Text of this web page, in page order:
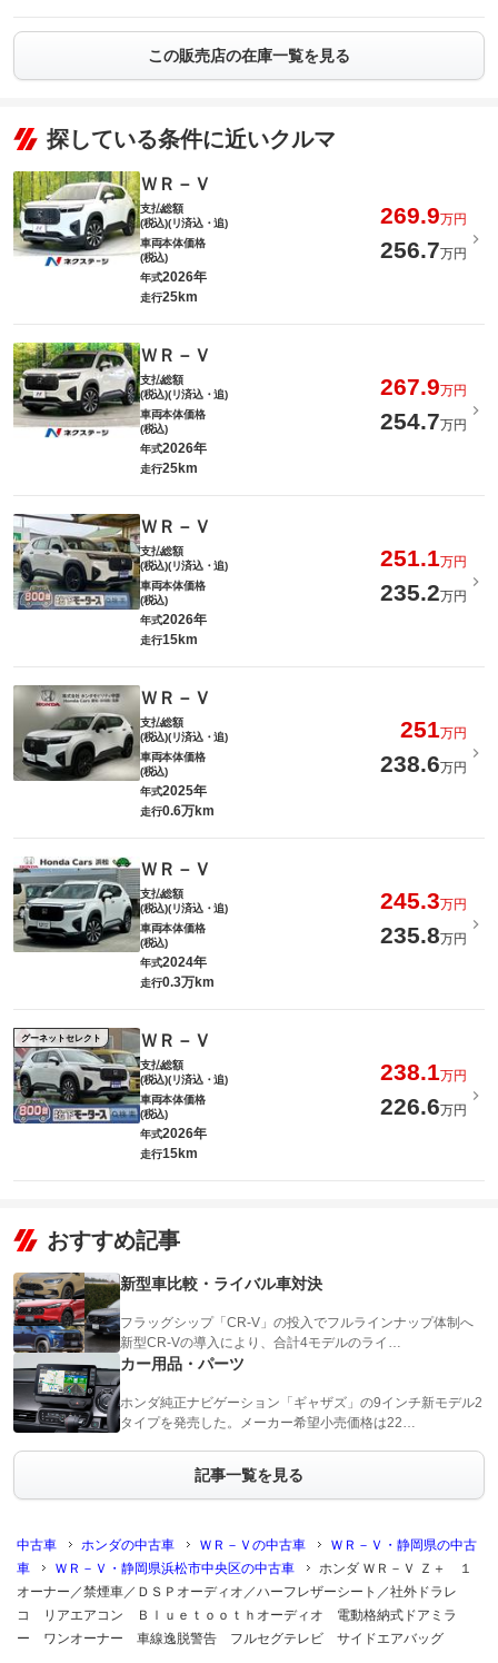
この販売店の在庫一覧を見る
探している条件に近いクルマ
ＷＲ－Ｖ
支払総額
(税込)(リ済込・追)
269.9万円
車両本体価格
(税込)
256.7万円
年式2026年
走行25km
ＷＲ－Ｖ
支払総額
(税込)(リ済込・追)
267.9万円
車両本体価格
(税込)
254.7万円
年式2026年
走行25km
ＷＲ－Ｖ
支払総額
(税込)(リ済込・追)
251.1万円
車両本体価格
(税込)
235.2万円
年式2026年
走行15km
ＷＲ－Ｖ
支払総額
(税込)(リ済込・追)
251万円
車両本体価格
(税込)
238.6万円
年式2025年
走行0.6万km
ＷＲ－Ｖ
支払総額
(税込)(リ済込・追)
245.3万円
車両本体価格
(税込)
235.8万円
年式2024年
走行0.3万km
グーネットセレクト ＷＲ－Ｖ
支払総額
(税込)(リ済込・追)
238.1万円
車両本体価格
(税込)
226.6万円
年式2026年
走行15km
おすすめ記事
新型車比較・ライバル車対決
フラッグシップ「CR-V」の投入でフルラインナップ体制へ
新型CR-Vの導入により、合計4モデルのライ…
カー用品・パーツ
ホンダ純正ナビゲーション「ギャザズ」の9インチ新モデル2
タイプを発売した。メーカー希望小売価格は22…
記事一覧を見る
中古車 ホンダの中古車 ＷＲ－Ｖの中古車
ＷＲ－Ｖ・静岡県の中古
車
ＷＲ－Ｖ・静岡県浜松市中央区の中古車
ホンダ ＷＲ－Ｖ Ｚ＋ １
オーナー／禁煙車／ＤＳＰオーディオ／ハーフレザーシート／社外ドラレ
コ リアエアコン Ｂｌｕｅｔｏｏｔｈオーディオ 電動格納式ドアミラ
ー ワンオーナー 車線逸脱警告 フルセグテレビ サイドエアバッグ